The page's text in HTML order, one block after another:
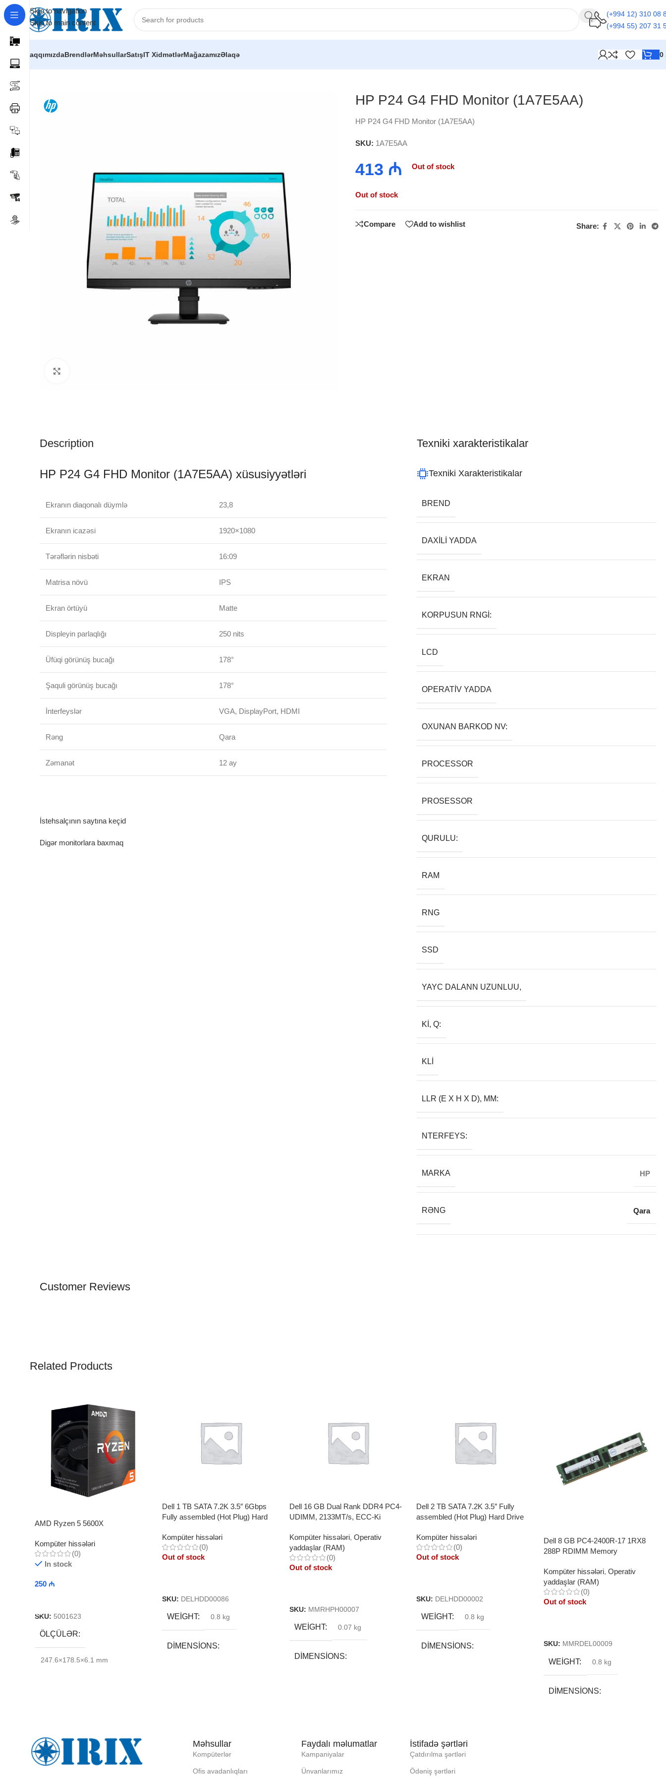
Skip to navigation
Skip to main content
(+994 12) 310 08
(+994 55) 207 31
HaqqımızdaBrendlərMəhsullarSatışIT XidmətlərMağazamızƏlaqə 0
HP P24 G4 FHD Monitor (1A7E5AA)
HP P24 G4 FHD Monitor (1A7E5AA)
SKU: 1A7E5AA
413 ₼ Out of stock
Out of stock
Compare Add to wishlist Share:
Description
HP P24 G4 FHD Monitor (1A7E5AA) xüsusiyyətləri
Ekranın diaqonalı düymlə 23,8
Ekranın icazəsi 1920×1080
Tərəflərin nisbəti 16:09
Matrisa növü IPS
Ekran örtüyü Matte
Displeyin parlaqlığı 250 nits
Üfüqi görünüş bucağı 178°
Şaquli görünüş bucağı 178°
İnterfeyslər VGA, DisplayPort, HDMI
Rəng Qara
Zəmanət 12 ay
İstehsalçının saytına keçid
Digər monitorlara baxmaq
Texniki xarakteristikalar
Texniki Xarakteristikalar
BREND
DAXILI YADDA
EKRAN
KORPUSUN RNGI:
LCD
OPERATIV YADDA
OXUNAN BARKOD NV:
PROCESSOR
PROSESSOR
QURULU:
RAM
RNG
SSD
YAYC DALANN UZUNLUU,
KI, Q:
KLI
LLR (E X H X D), MM:
NTERFEYS:
MARKA HP
RƏNG Qara
Customer Reviews
Related Products
AMD Ryzen 5 5600X
Kompüter hissələri
(0)
In stock
250 ₼
SKU: 5001623
ÖLÇÜLƏR
247.6×178.5×6.1 mm
Dell 1 TB SATA 7.2K 3.5″ 6Gbps
Fully assembled (Hot Plug) Hard
Kompüter hissələri
(0)
Out of stock
SKU: DELHDD00086
WEIGHT 0.8 kg
DIMENSIONS
EKRAN
Dell 16 GB Dual Rank DDR4 PC4-
UDIMM, 2133MT/s, ECC-Ki
Kompüter hissələri, Operativ
yaddaşlar (RAM)
(0)
Out of stock
SKU: MMRHPH00007
WEIGHT 0.07 kg
DIMENSIONS
DAXILI YADDA
EKRAN
Dell 2 TB SATA 7.2K 3.5″ Fully
assembled (Hot Plug) Hard Drive
Kompüter hissələri
(0)
Out of stock
SKU: DELHDD00002
WEIGHT 0.8 kg
DIMENSIONS
EKRAN
Dell 8 GB PC4-2400R-17 1RX8
288P RDIMM Memory
Kompüter hissələri, Operativ
yaddaşlar (RAM)
(0)
Out of stock
SKU: MMRDEL00009
WEIGHT 0.8 kg
DIMENSIONS
Məhsullar
Kompüterlər
Ofis avadanlıqları
Faydalı məlumatlar
Kampaniyalar
Ünvanlarımız
İstifadə şərtləri
Çatdırılma şərtləri
Ödəniş şərtləri